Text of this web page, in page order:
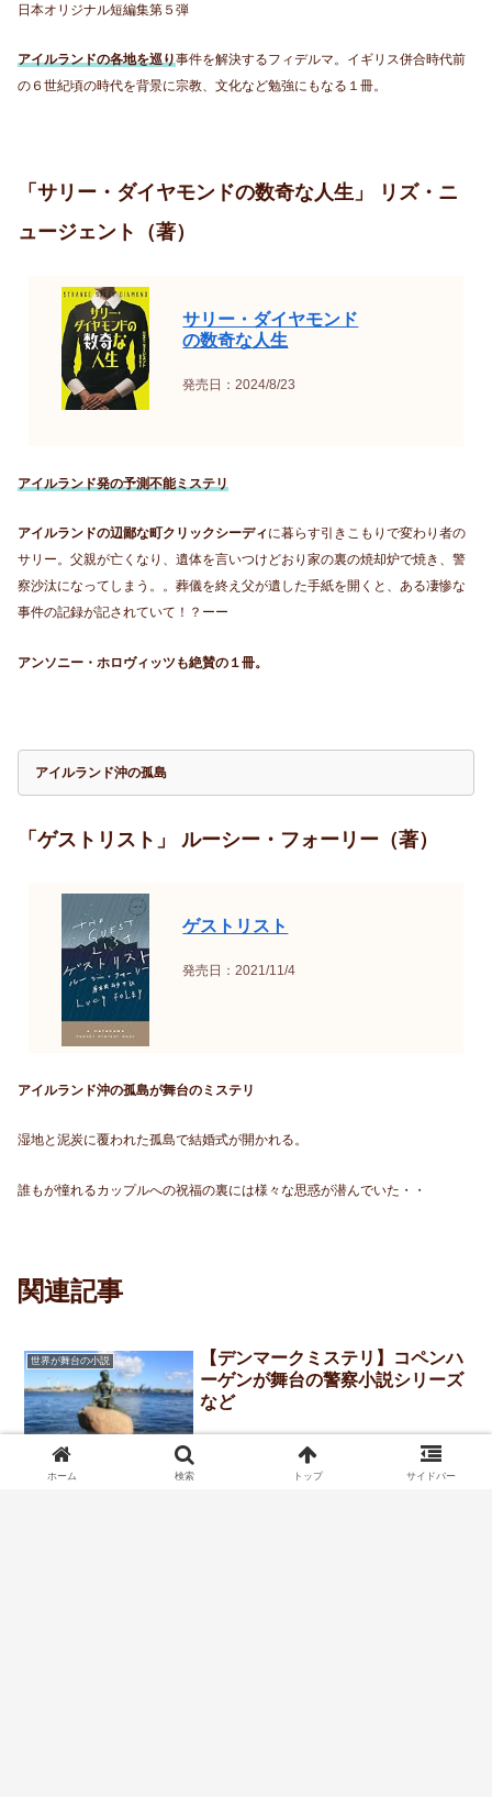
日本オリジナル短編集第５弾
アイルランドの各地を巡り事件を解決するフィデルマ。イギリス併合時代前
の６世紀頃の時代を背景に宗教、文化など勉強にもなる１冊。
「サリー・ダイヤモンドの数奇な人生」 リズ・ニ
ュージェント（著）
サリー・ダイヤモンド
の数奇な人生
発売日：2024/8/23
アイルランド発の予測不能ミステリ
アイルランドの辺鄙な町クリックシーディ に暮らす引きこもりで変わり者の
サリー。父親が亡くなり、遺体を言いつけどおり家の裏の焼却炉で焼き、警
察沙汰になってしまう。。葬儀を終え父が遺した手紙を開くと、ある凄惨な
事件の記録が記されていて！？ーー
アンソニー・ホロヴィッツも絶賛の１冊。
アイルランド沖の孤島
「ゲストリスト」 ルーシー・フォーリー（著）
ゲストリスト
発売日：2021/11/4
アイルランド沖の孤島が舞台のミステリ
湿地と泥炭に覆われた孤島で結婚式が開かれる。
誰もが憧れるカップルへの祝福の裏には様々な思惑が潜んでいた・・
関連記事
世界が舞台の小説
【デンマークミステリ】コペンハ
ーゲンが舞台の警察小説シリーズ
など
ホーム 検索 トップ サイドバー